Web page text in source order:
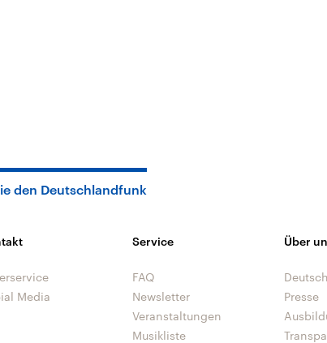
den Deutschlandfunk
Media
Service
FAQ
Newsletter
Veranstaltungen
Musikliste
Über
Presse